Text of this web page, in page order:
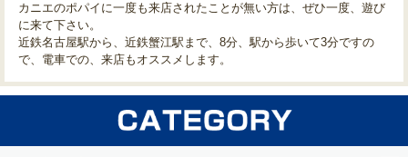
カニエのポパイに一度も来店されたことが無い方は、ぜひ一度、遊び
に来て下さい。
近鉄名古屋駅から、近鉄蟹江駅まで、8分、駅から歩いて3分ですの
で、電車での、来店もオススメします。